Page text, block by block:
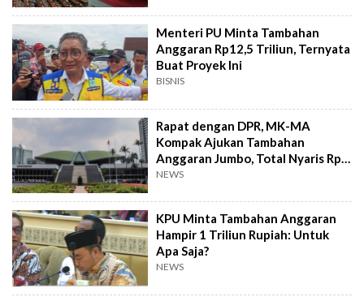
Menteri PU Minta Tambahan
Anggaran Rp12,5 Triliun, Ternyata
Buat Proyek Ini
BISNIS
Rapat dengan DPR, MK-MA
Kompak Ajukan Tambahan
Anggaran Jumbo, Total Nyaris Rp8
Triliun!
NEWS
KPU Minta Tambahan Anggaran
Hampir 1 Triliun Rupiah: Untuk
Apa Saja?
NEWS